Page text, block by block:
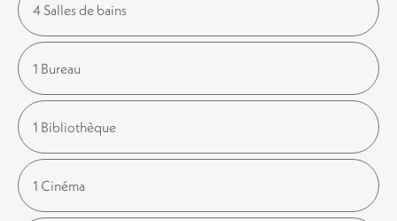
4 Salles de bains
1 Bureau
1 Bibliothèque
1 Cinéma